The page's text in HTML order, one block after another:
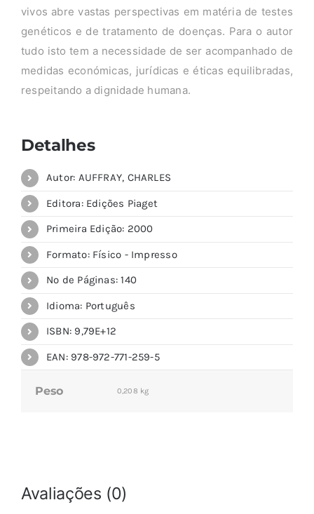
vivos abre vastas perspectivas em matéria de testes
genéticos e de tratamento de doenças. Para o autor
tudo isto tem a necessidade de ser acompanhado de
medidas económicas, jurídicas e éticas equilibradas,
respeitando a dignidade humana.
Detalhes
Autor: AUFFRAY, CHARLES
Editora: Edições Piaget
Primeira Edição: 2000
Formato: Físico - Impresso
Nº de Páginas: 140
Idioma: Português
ISBN: 9,79E+12
EAN: 978-972-771-259-5
Peso 0,208 kg
Avaliações (0)